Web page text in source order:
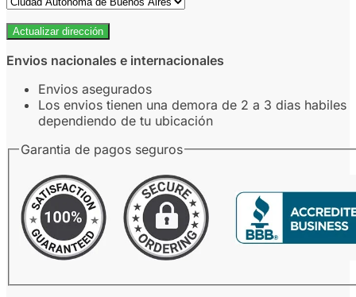
Actualizar dirección
Envios nacionales e internacionales
Envios asegurados
Los envios tienen una demora de 2 a 3 dias habiles
dependiendo de tu ubicación
Garantia de pagos seguros